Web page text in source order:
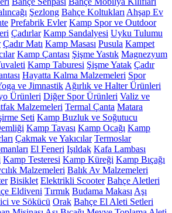
Şezlong Bahçe Koltukları Ahşap Ev
Prefabrik Evler Kamp Spor ve Outdoor
Çadırlar Kamp Sandalyesi Uyku Tulumu
Çadır Matı Kamp Masası Pusula Kampet
Kamp Çantası Şişme Yastık Magnezyum
Kamp Taburesi Şişme Yatak Çadır
Hayatta Kalma Malzemeleri Spor
ve Jimnastik Ağırlık ve Halter Ürünleri
Ürünleri Diğer Spor Ürünleri Valiz ve
Malzemeleri Termal Çanta Matara
Seti Kamp Buzluk ve Soğutucu
Kamp Tavası Kamp Ocağı Kamp
Çakmak ve Yakıcılar Termoslar
El Feneri Işıldak Kafa Lambası
Kamp Testeresi Kamp Küreği Kamp Bıçağı
Malzemeleri Balık Av Malzemeleri
Bisiklet Elektrikli Scooter Bahçe Aletleri
Eldiveni Tırmık Budama Makası Aşı
ve Sökücü Orak Bahçe El Aleti Setleri